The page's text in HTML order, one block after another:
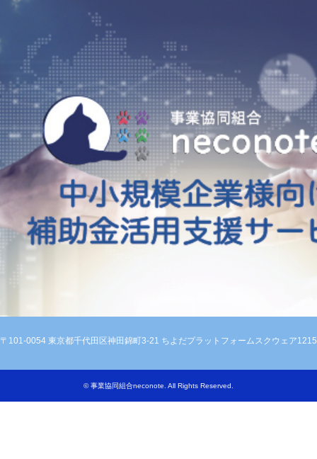
〒101-0054 東京都千代田区神田錦町3-21 ちよだプラットフォームスクウェア1215
©事業協同組合neconote . All Rights Reserved.